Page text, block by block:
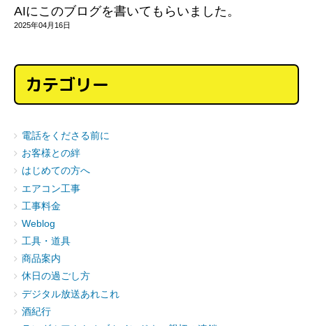
AIにこのブログを書いてもらいました。
2025年04月16日
カテゴリー
電話をくださる前に
お客様との絆
はじめての方へ
エアコン工事
工事料金
Weblog
工具・道具
商品案内
休日の過ごし方
デジタル放送あれこれ
酒紀行